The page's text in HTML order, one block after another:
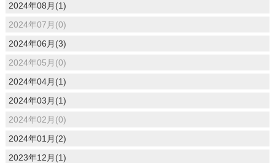
2024年08月(1)
2024年07月(0)
2024年06月(3)
2024年05月(0)
2024年04月(1)
2024年03月(1)
2024年02月(0)
2024年01月(2)
2023年12月(1)